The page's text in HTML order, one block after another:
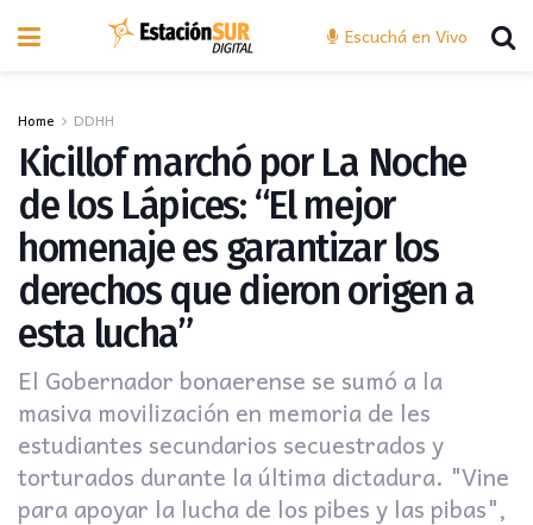
Escuchá en Vivo
Home DDHH
Kicillof marchó por La Noche
de los Lápices: “El mejor
homenaje es garantizar los
derechos que dieron origen a
esta lucha”
El Gobernador bonaerense se sumó a la
masiva movilización en memoria de les
estudiantes secundarios secuestrados y
torturados durante la última dictadura. "Vine
para apoyar la lucha de los pibes y las pibas",